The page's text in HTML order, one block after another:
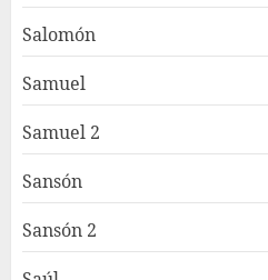
Salomón
Samuel
Samuel 2
Sansón
Sansón 2